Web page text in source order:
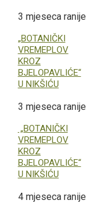
3 mjeseca ranije
„BOTANIČKI
VREMEPLOV
KROZ
BJELOPAVLIĆE“
U NIKŠIĆU
3 mjeseca ranije
„BOTANIČKI
VREMEPLOV
KROZ
BJELOPAVLIĆE“
U NIKŠIĆU
4 mjeseca ranije